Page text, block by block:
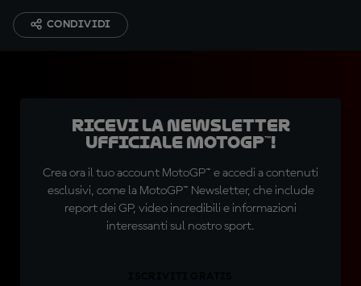
CONDIVIDI
Ricevi la newsletter
ufficiale MotoGP™!
Crea ora il tuo account MotoGP™ e accedi a contenuti
esclusivi, come la MotoGP™ Newsletter, che include
report dei GP, video incredibili e informazioni
interessanti sul nostro sport.